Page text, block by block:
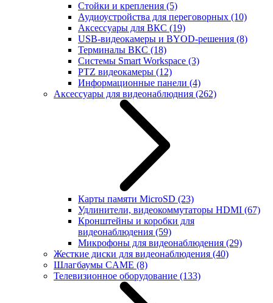
Стойки и крепления (5)
Аудиоустройства для переговорных (10)
Аксессуары для ВКС (19)
USB-видеокамеры и BYOD-решения (8)
Терминалы ВКС (18)
Системы Smart Workspace (3)
PTZ видеокамеры (12)
Информационные панели (4)
Аксессуары для видеонаблюдния (262)
Карты памяти MicroSD (23)
Удлинители, видеокоммутаторы HDMI (67)
Кронштейны и коробки для
видеонаблюдения (59)
Микрофоны для видеонаблюдения (29)
Жесткие диски для видеонаблюдения (40)
Шлагбаумы CAME (8)
Телевизионное оборудование (133)